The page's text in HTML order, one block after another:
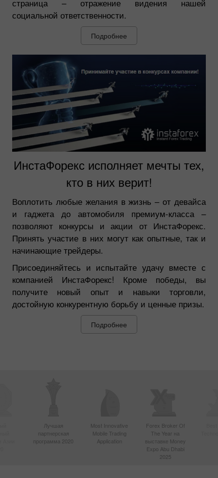
страница – отражение видения нашей
социальной ответственности.
Подробнее
ИнстаФорекс исполняет мечты тех,
кто в них верит!
Воплотить любые желания в жизнь – от девайса
и гаджета до автомобиля премиум-класса –
позволяют конкурсы и акции от ИнстаФорекс.
Принять участие в них могут как опытные, так и
начинающие трейдеры.
Присоединяйтесь и испытайте удачу вместе с
компанией ИнстаФорекс! Кроме победы, вы
получите новый опыт и навыки торговли,
достойную конкурентную борьбу и ценные призы.
Подробнее
Лучшая
партнерская
программа 2020
Most Innovative
Mobile Trading
Application
Forex Broker Of
The Year на
выставке Money
Expo Abu Dhabi
2025